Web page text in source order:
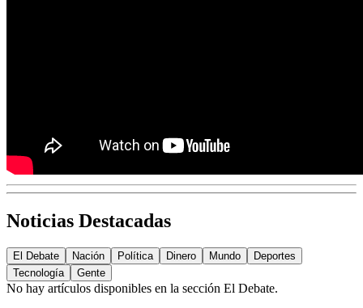
Noticias Destacadas
El Debate Nación Política Dinero Mundo
Deportes
Tecnología
Gente
No hay artículos disponibles en la sección El Debate.